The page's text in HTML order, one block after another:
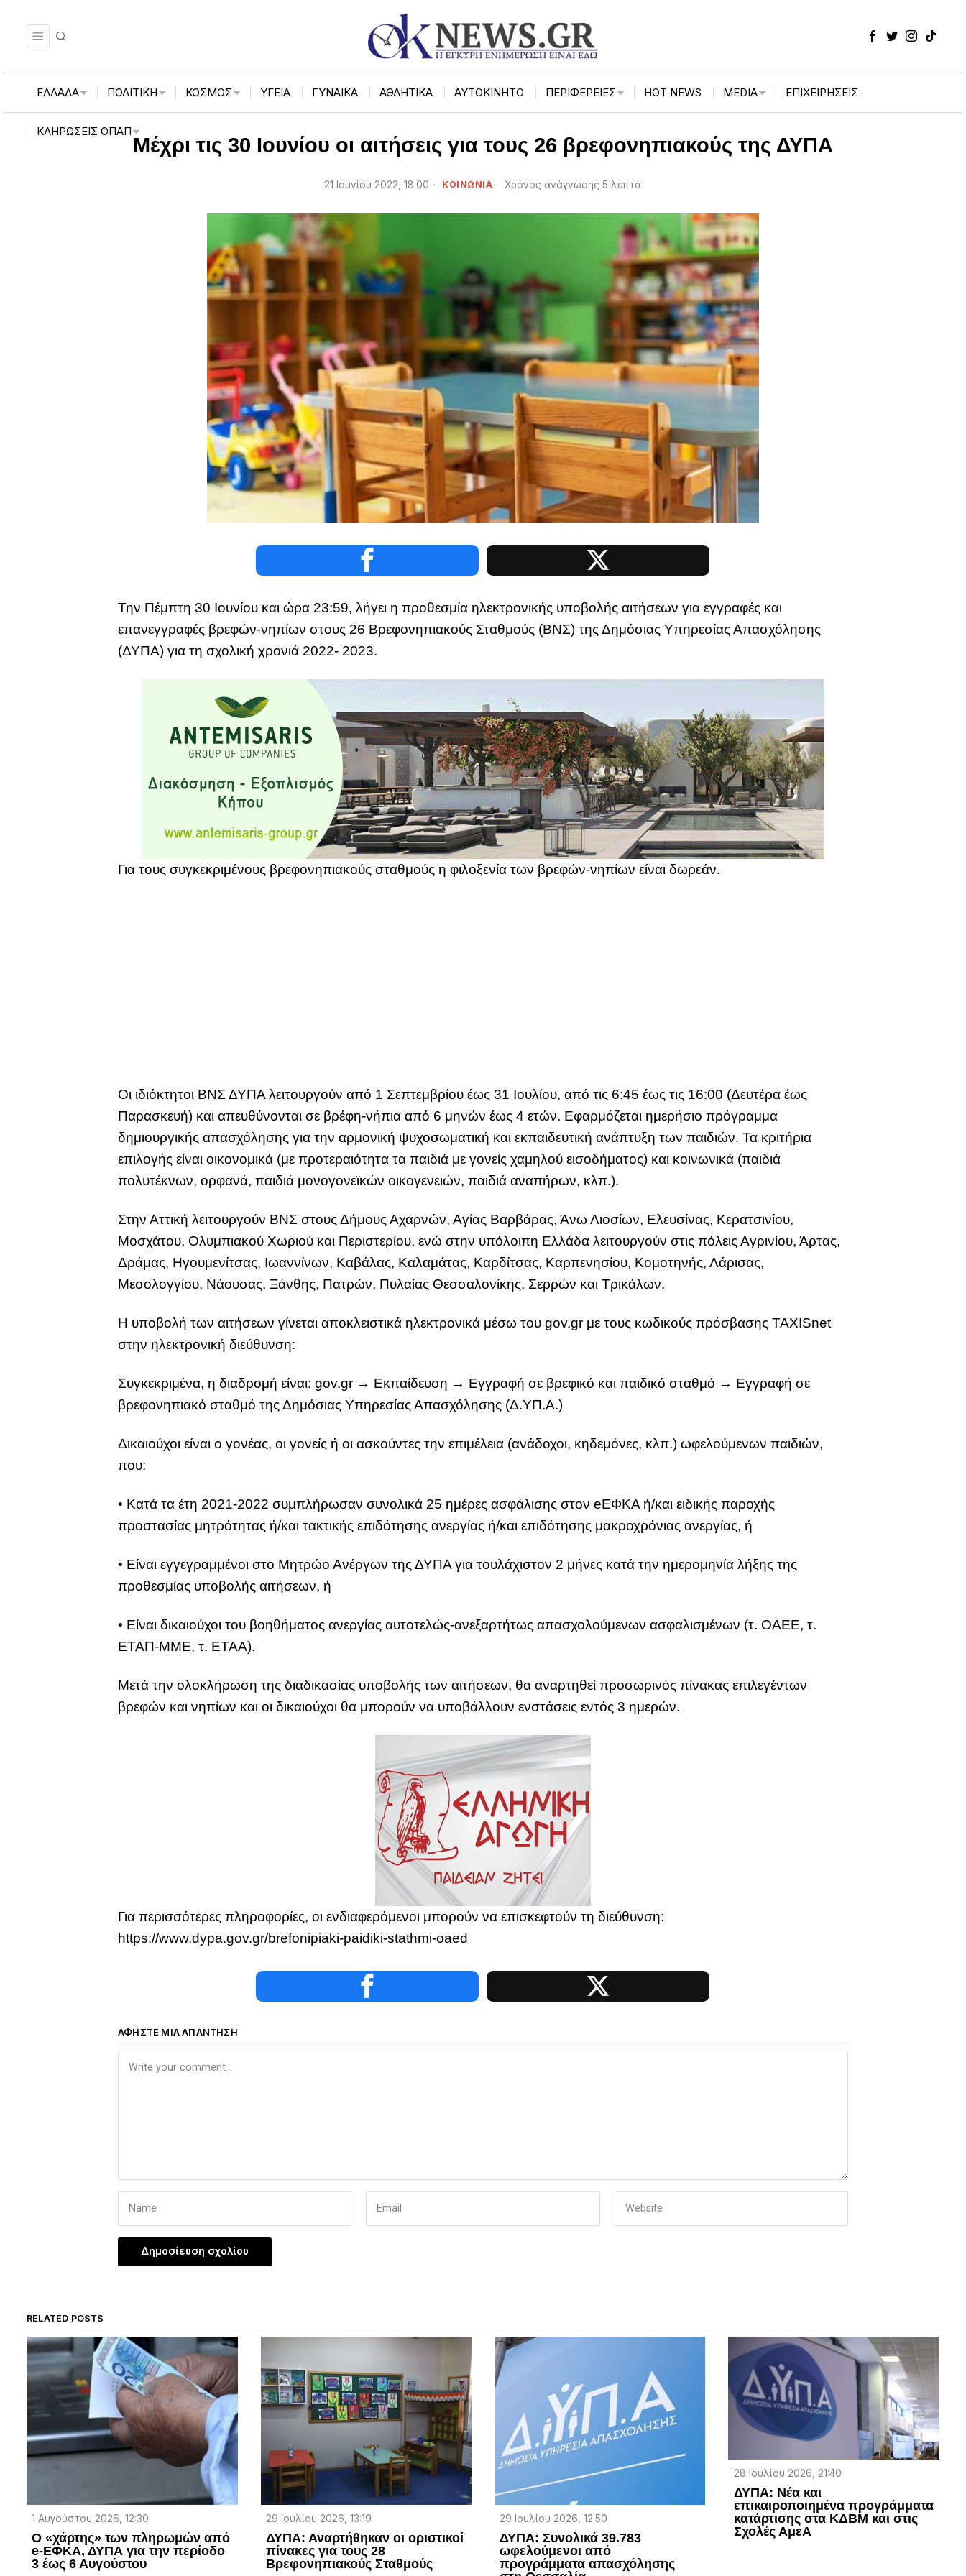
ΕΛΛΑΔΑ ΠΟΛΙΤΙΚΗ ΚΟΣΜΟΣ ΥΓΕΙΑ ΓΥΝΑΙΚΑ ΑΘΛΗΤΙΚΑ ΑΥΤΟΚΙΝΗΤΟ ΠΕΡΙΦΈΡΕΙΕΣ HOT NEWS MEDIA ΕΠΙΧΕΙΡΉΣΕΙΣ
ΚΛΗΡΏΣΕΙΣ ΟΠΑΠ
Μέχρι τις 30 Ιουνίου οι αιτήσεις για τους 26 βρεφονηπιακούς της ΔΥΠΑ
21 Ιουνίου 2022, 18:00 ΚΟΙΝΩΝΙΑ Χρόνος ανάγνωσης 5 λεπτά
Την Πέμπτη 30 Ιουνίου και ώρα 23:59, λήγει η προθεσμία ηλεκτρονικής υποβολής αιτήσεων για εγγραφές και
επανεγγραφές βρεφών-νηπίων στους 26 Βρεφονηπιακούς Σταθμούς (ΒΝΣ) της Δημόσιας Υπηρεσίας Απασχόλησης
(ΔΥΠΑ) για τη σχολική χρονιά 2022- 2023.
Για τους συγκεκριμένους βρεφονηπιακούς σταθμούς η φιλοξενία των βρεφών-νηπίων είναι δωρεάν.
Οι ιδιόκτητοι ΒΝΣ ΔΥΠΑ λειτουργούν από 1 Σεπτεμβρίου έως 31 Ιουλίου, από τις 6:45 έως τις 16:00 (Δευτέρα έως
Παρασκευή) και απευθύνονται σε βρέφη-νήπια από 6 μηνών έως 4 ετών. Εφαρμόζεται ημερήσιο πρόγραμμα
δημιουργικής απασχόλησης για την αρμονική ψυχοσωματική και εκπαιδευτική ανάπτυξη των παιδιών. Τα κριτήρια
επιλογής είναι οικονομικά (με προτεραιότητα τα παιδιά με γονείς χαμηλού εισοδήματος) και κοινωνικά (παιδιά
πολυτέκνων, ορφανά, παιδιά μονογονεϊκών οικογενειών, παιδιά αναπήρων, κλπ.).
Στην Αττική λειτουργούν ΒΝΣ στους Δήμους Αχαρνών, Αγίας Βαρβάρας, Άνω Λιοσίων, Ελευσίνας, Κερατσινίου,
Μοσχάτου, Ολυμπιακού Χωριού και Περιστερίου, ενώ στην υπόλοιπη Ελλάδα λειτουργούν στις πόλεις Αγρινίου, Άρτας,
Δράμας, Ηγουμενίτσας, Ιωαννίνων, Καβάλας, Καλαμάτας, Καρδίτσας, Καρπενησίου, Κομοτηνής, Λάρισας,
Μεσολογγίου, Νάουσας, Ξάνθης, Πατρών, Πυλαίας Θεσσαλονίκης, Σερρών και Τρικάλων.
Η υποβολή των αιτήσεων γίνεται αποκλειστικά ηλεκτρονικά μέσω του gov.gr με τους κωδικούς πρόσβασης TAXISnet
στην ηλεκτρονική διεύθυνση:
Συγκεκριμένα, η διαδρομή είναι: gov.gr → Εκπαίδευση → Εγγραφή σε βρεφικό και παιδικό σταθμό → Εγγραφή σε
βρεφονηπιακό σταθμό της Δημόσιας Υπηρεσίας Απασχόλησης (Δ.ΥΠ.Α.)
Δικαιούχοι είναι ο γονέας, οι γονείς ή οι ασκούντες την επιμέλεια (ανάδοχοι, κηδεμόνες, κλπ.) ωφελούμενων παιδιών,
που:
• Κατά τα έτη 2021-2022 συμπλήρωσαν συνολικά 25 ημέρες ασφάλισης στον eΕΦΚΑ ή/και ειδικής παροχής
προστασίας μητρότητας ή/και τακτικής επιδότησης ανεργίας ή/και επιδότησης μακροχρόνιας ανεργίας, ή
• Είναι εγγεγραμμένοι στο Μητρώο Ανέργων της ΔΥΠΑ για τουλάχιστον 2 μήνες κατά την ημερομηνία λήξης της
προθεσμίας υποβολής αιτήσεων, ή
• Είναι δικαιούχοι του βοηθήματος ανεργίας αυτοτελώς-ανεξαρτήτως απασχολούμενων ασφαλισμένων (τ. ΟΑΕΕ, τ.
ΕΤΑΠ-ΜΜΕ, τ. ΕΤΑΑ).
Μετά την ολοκλήρωση της διαδικασίας υποβολής των αιτήσεων, θα αναρτηθεί προσωρινός πίνακας επιλεγέντων
βρεφών και νηπίων και οι δικαιούχοι θα μπορούν να υποβάλλουν ενστάσεις εντός 3 ημερών.
Για περισσότερες πληροφορίες, οι ενδιαφερόμενοι μπορούν να επισκεφτούν τη διεύθυνση:
https://www.dypa.gov.gr/brefonipiaki-paidiki-stathmi-oaed
ΑΦΉΣΤΕ ΜΙΑ ΑΠΆΝΤΗΣΗ
RELATED POSTS
1 Αυγούστου 2026, 12:30
Ο «χάρτης» των πληρωμών από
e-ΕΦΚΑ, ΔΥΠΑ για την περίοδο
3 έως 6 Αυγούστου
29 Ιουλίου 2026, 13:19
ΔΥΠΑ: Αναρτήθηκαν οι οριστικοί
πίνακες για τους 28
Βρεφονηπιακούς Σταθμούς
29 Ιουλίου 2026, 12:50
ΔΥΠΑ: Συνολικά 39.783
ωφελούμενοι από
προγράμματα απασχόλησης
28 Ιουλίου 2026, 21:40
ΔΥΠΑ: Νέα και
επικαιροποιημένα προγράμματα
κατάρτισης στα ΚΔΒΜ και στις
Σχολές ΑμεΑ